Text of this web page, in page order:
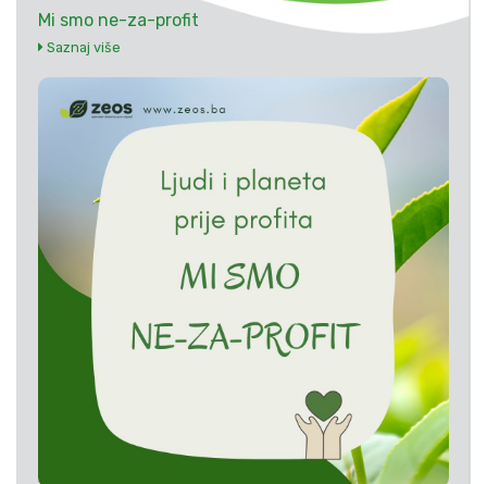
Mi smo ne-za-profit
Saznaj više